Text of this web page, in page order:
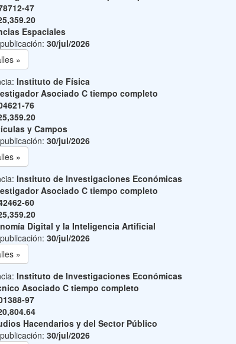
47
Espaciales
30/jul/2026
»
Instituto de Física
Asociado C tiempo completo
76
y Campos
30/jul/2026
»
Instituto de Investigaciones Económicas
Asociado C tiempo completo
60
Digital y la Inteligencia Artificial
30/jul/2026
»
Instituto de Investigaciones Económicas
Asociado C tiempo completo
97
Hacendarios y del Sector Público
30/jul/2026